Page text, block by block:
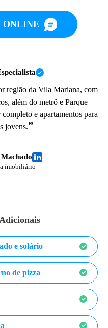
ONLINE
região da Vila Mariana, com
além do metrô e Parque
e apartamentos para
jovens.”
imobiliário
e solário
de pizza